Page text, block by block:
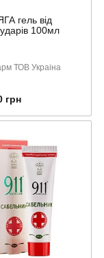
гель від
ударів 100мл
ТОВ Украіна
грн